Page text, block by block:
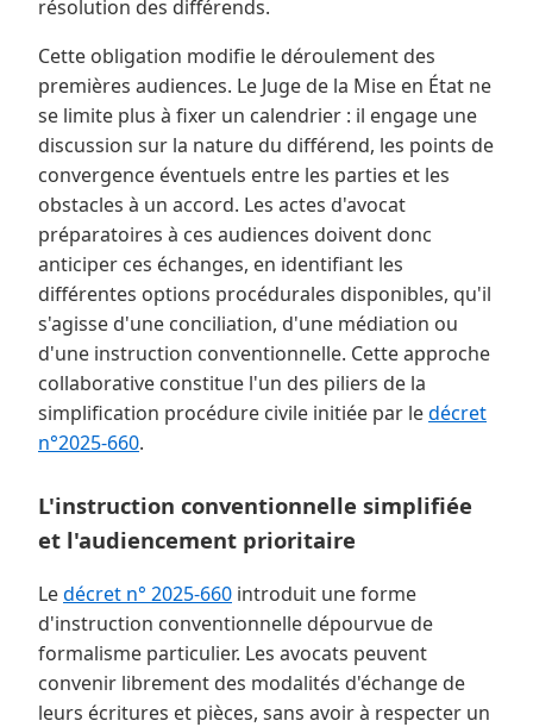
résolution des différends.
Cette obligation modifie le déroulement des
premières audiences. Le Juge de la Mise en État ne
se limite plus à fixer un calendrier : il engage une
discussion sur la nature du différend, les points de
convergence éventuels entre les parties et les
obstacles à un accord. Les actes d'avocat
préparatoires à ces audiences doivent donc
anticiper ces échanges, en identifiant les
différentes options procédurales disponibles, qu'il
s'agisse d'une conciliation, d'une médiation ou
d'une instruction conventionnelle. Cette approche
collaborative constitue l'un des piliers de la
simplification procédure civile initiée par ledécret
n°2025-660.
L'instruction conventionnelle simplifiée
et l'audiencement prioritaire
Ledécret n° 2025-660 introduit une forme
d'instruction conventionnelle dépourvue de
formalisme particulier. Les avocats peuvent
convenir librement des modalités d'échange de
leurs écritures et pièces, sans avoir à respecter un